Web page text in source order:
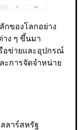
กของโลกอย่าง
าง ๆ ขึ้นมา
อข่ายและอุปกรณ์
ะการจัดจำหน่าย
ลาร์สหรัฐ